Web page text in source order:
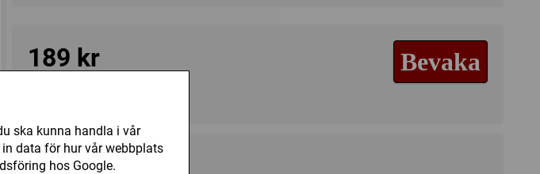
ska kunna handla i vår
data för hur vår webbplats
hos Google.
189 kr Bevaka
Kategori(er):Midrange